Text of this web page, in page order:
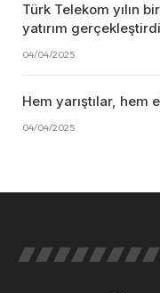
Türk Telekom yılın
yatırım gerçekleştirdi
04/04/2025
Hem yarıştılar, hem
04/04/2025